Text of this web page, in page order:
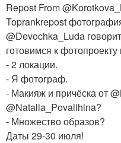
Repost From
Toprankrepost
@Devochka_Luda
готовимся к
- 2 локации.
- Я фотограф.
- Макияж и причёска от
@Natalia_Povalihina?
- Множество образов?
Даты 29-30 июля!